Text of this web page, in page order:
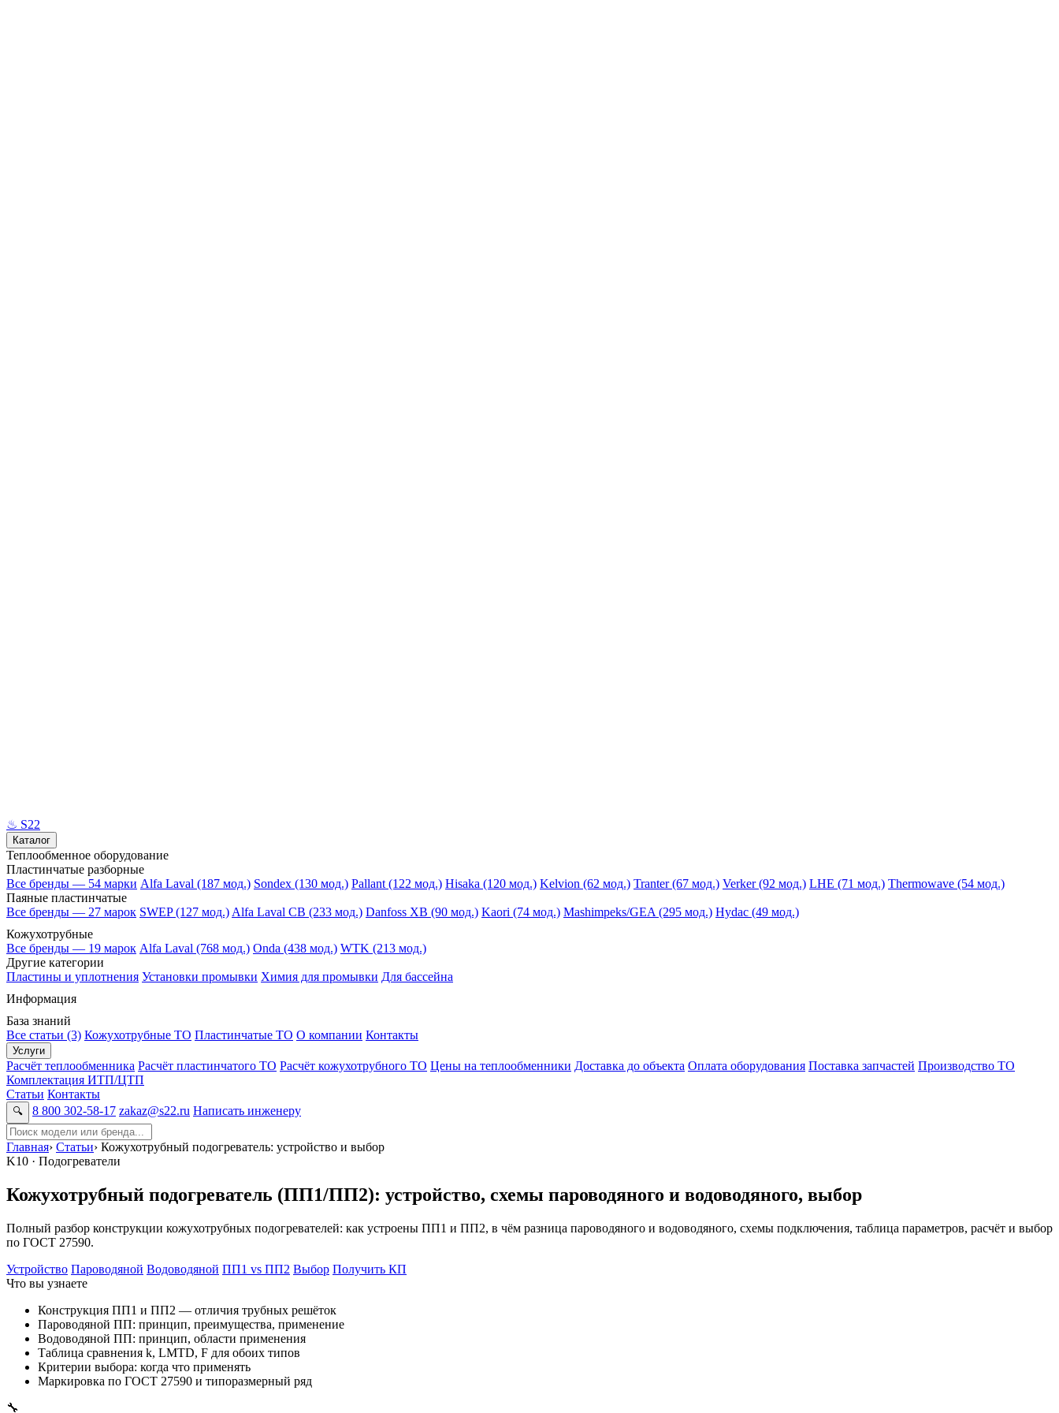
♨ S22
Каталог
Теплообменное оборудование
Пластинчатые разборные
Все бренды — 54 марки Alfa Laval (187 мод.) Sondex (130 мод.) Pallant (122 мод.) Hisaka (120 мод.) Kelvion (62 мод.) Tranter (67 мод.) Verker (92 мод.) LHE (71 мод.) Thermowave (54 мод.)
Паяные пластинчатые
Все бренды — 27 марок SWEP (127 мод.) Alfa Laval CB (233 мод.) Danfoss XB (90 мод.) Kaori (74 мод.) Mashimpeks/GEA (295 мод.) Hydac (49 мод.)
Кожухотрубные
Все бренды — 19 марок Alfa Laval (768 мод.) Onda (438 мод.) WTK (213 мод.)
Другие категории
Пластины и уплотнения Установки промывки Химия для промывки Для бассейна
Информация
База знаний
Все статьи (3) Кожухотрубные ТО Пластинчатые ТО О компании Контакты
Услуги
Расчёт теплообменника Расчёт пластинчатого ТО Расчёт кожухотрубного ТО Цены на теплообменники Доставка до объекта Оплата оборудования Поставка запчастей Производство ТО
Комплектация ИТП/ЦТП
Статьи Контакты
🔍 8 800 302-58-17 zakaz@s22.ru Написать инженеру
Главная› Статьи› Кожухотрубный подогреватель: устройство и выбор
K10 · Подогреватели
Кожухотрубный подогреватель (ПП1/ПП2): устройство, схемы пароводяного и водоводяного, выбор
Полный разбор конструкции кожухотрубных подогревателей: как устроены ПП1 и ПП2, в чём разница пароводяного и водоводяного, схемы подключения, таблица параметров, расчёт и выбор
по ГОСТ 27590.
Устройство Пароводяной Водоводяной ПП1 vs ПП2 Выбор Получить КП
Что вы узнаете
Конструкция ПП1 и ПП2 — отличия трубных решёток
Пароводяной ПП: принцип, преимущества, применение
Водоводяной ПП: принцип, области применения
Таблица сравнения k, LMTD, F для обоих типов
Критерии выбора: когда что применять
Маркировка по ГОСТ 27590 и типоразмерный ряд
🔧